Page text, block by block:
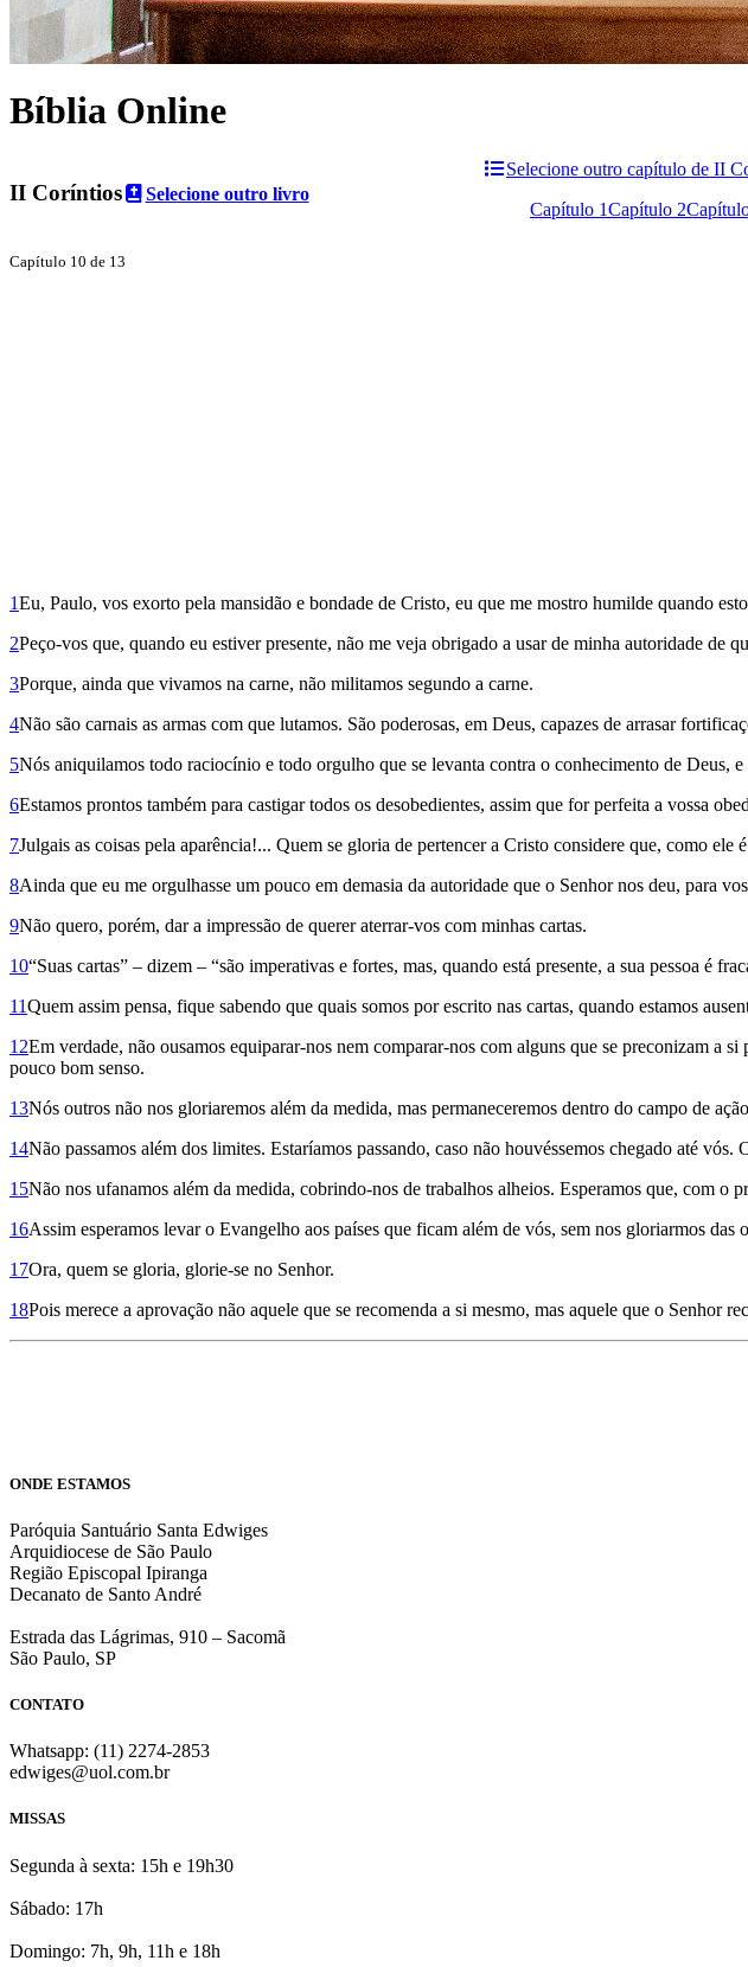
Bíblia Online
II Coríntios Selecione outro livro
Capítulo 10 de 13
Selecione outro capítulo de II
Capítulo 1Capítulo 2
1Eu, Paulo, vos exorto pela mansidão e bondade de Cristo, eu que me mostro humilde quando
2Peço-vos que, quando eu estiver presente, não me veja obrigado a usar de minha autoridade de
3Porque, ainda que vivamos na carne, não militamos segundo a carne.
4Não são carnais as armas com que lutamos. São poderosas, em Deus, capazes de arrasar
5Nós aniquilamos todo raciocínio e todo orgulho que se levanta contra o conhecimento de Deus,
6Estamos prontos também para castigar todos os desobedientes, assim que for perfeita a vossa
7Julgais as coisas pela aparência!... Quem se gloria de pertencer a Cristo considere que, como ele
8Ainda que eu me orgulhasse um pouco em demasia da autoridade que o Senhor nos deu, para
9Não quero, porém, dar a impressão de querer aterrar-vos com minhas cartas.
10“Suas cartas” – dizem – “são imperativas e fortes, mas, quando está presente, a sua pessoa é
11Quem assim pensa, fique sabendo que quais somos por escrito nas cartas, quando estamos
12Em verdade, não ousamos equiparar-nos nem comparar-nos com alguns que se preconizam a
pouco bom senso.
13Nós outros não nos gloriaremos além da medida, mas permanecere­mos dentro do campo de
14Não passamos além dos limites. Estaríamos passando, caso não houvéssemos chegado até
15Não nos ufanamos além da medida, cobrindo-nos de traba­lhos alheios. Esperamos que, com o
16Assim esperamos levar o Evangelho aos países que ficam além de vós, sem nos gloriarmos
17Ora, quem se gloria, glorie-se no Senhor.
18Pois merece a aprovação não aquele que se recomenda a si mesmo, mas aquele que o Senhor
ONDE ESTAMOS
Paróquia Santuário Santa Edwiges
Arquidiocese de São Paulo
Região Episcopal Ipiranga
Decanato de Santo André
Estrada das Lágrimas, 910 – Sacomã
São Paulo, SP
CONTATO
Whatsapp: (11) 2274-2853
edwiges@uol.com.br
MISSAS
Segunda à sexta: 15h e 19h30
Sábado: 17h
Domingo: 7h, 9h, 11h e 18h